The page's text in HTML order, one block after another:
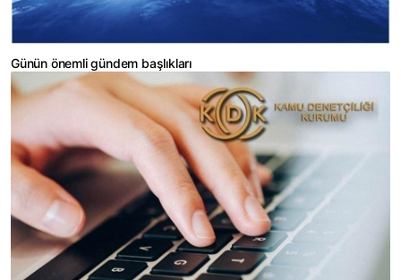
Günün önemli gündem başlıkları